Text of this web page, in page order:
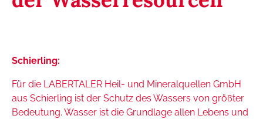
Schierling:
Für die LABERTALER Heil- und Mineralquellen GmbH
aus Schierling ist der Schutz des Wassers von größter
Bedeutung. Wasser ist die Grundlage allen Lebens und